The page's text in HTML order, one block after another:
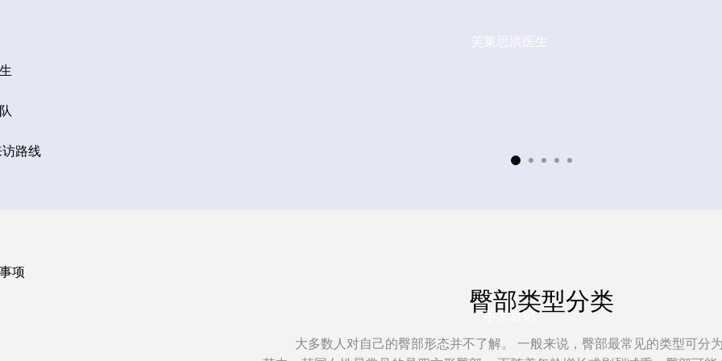
芙莱思洪医生
路线
项
手术后记
臀部类型分类
大多数人对自己的臀部形态并不了解。 一般来说，臀部最常见的类型可分为